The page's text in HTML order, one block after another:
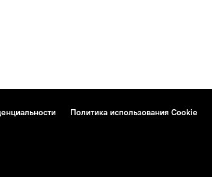
Политика использования Cookie